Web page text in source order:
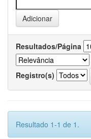
Resultados/Página
Registro(s)
Resultado 1-1 de 1.